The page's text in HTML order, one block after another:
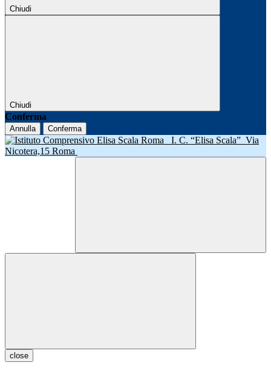
Chiudi
Chiudi
Conferma
Annulla Conferma
I. C. “Elisa Scala” Via
Nicotera,15 Roma
close